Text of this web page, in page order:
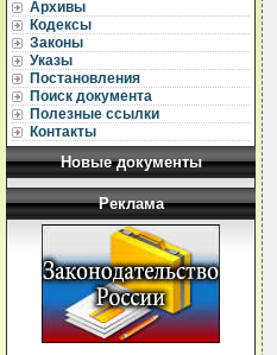
Архивы
Кодексы
Законы
Указы
Постановления
Поиск документа
Полезные ссылки
Контакты
Новые документы
Реклама